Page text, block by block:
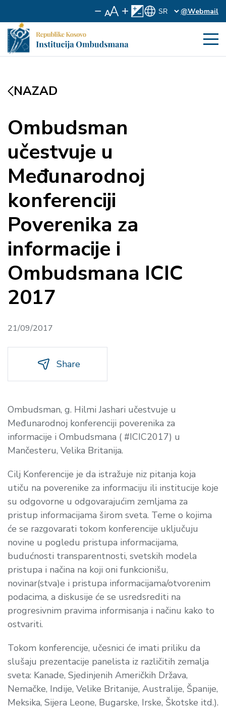
@Webmail
NAZAD
Ombudsman
učestvuje u
Međunarodnoj
konferenciji
Poverenika za
informacije i
Ombudsmana ICIC
2017
21/09/2017
Share
Ombudsman, g. Hilmi Jashari učestvuje u
Međunarodnoj konferenciji poverenika za
informacije i Ombudsmana ( #ICIC2017) u
Mančesteru, Velika Britanija.
Cilj Konferencije je da istražuje niz pitanja koja
utiču na poverenike za informaciju ili institucije koje
su odgovorne u odgovarajućim zemljama za
pristup informacijama širom sveta. Teme o kojima
će se razgovarati tokom konferencije uključuju
novine u pogledu pristupa informacijama,
budućnosti transparentnosti, svetskih modela
pristupa i načina na koji oni funkcionišu,
novinar(stva)e i pristupa informacijama/otvorenim
podacima, a diskusije će se usredsrediti na
progresivnim pravima informisanja i načinu kako to
ostvariti.
Tokom konferencije, učesnici će imati priliku da
slušaju prezentacije panelista iz različitih zemalja
sveta: Kanade, Sjedinjenih Američkih Država,
Nemačke, Indije, Velike Britanije, Australije, Španije,
Meksika, Sijera Leone, Bugarske, Irske, Škotske itd.).